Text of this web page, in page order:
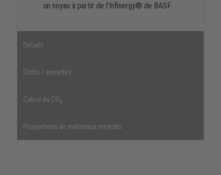
un noyau à partir de l’Infinergy® de BASF
Details
Ortho / semelles
Calcul du CO₂
Proportions de matériaux recyclés